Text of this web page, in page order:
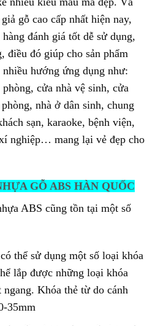
gỗ cao cấp nhất hiện nay,
đánh giá tốt dễ sử dụng,
điều đó giúp cho sản phẩm
hướng ứng dụng như:
cửa nhà vệ sinh, cửa
nhà ở dân sinh, chung
sạn, karaoke, bệnh viện,
nghiệp… mang lại vẻ đẹp cho
GỖ ABS HÀN QUỐC
ABS cũng tồn tại một số
thể sử dụng một số loại khóa
lắp được những loại khóa
Khóa thẻ từ do cánh
35mm